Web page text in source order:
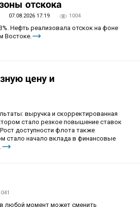
отскока
07.08.2026 17:19 1004
Нефть реализовала отскок на фоне
Востоке.
цену и
выручка и скорректированная
стало резкое повышение ставок
доступности флота также
стало начало вклада в финансовые
в любой момент может сменить